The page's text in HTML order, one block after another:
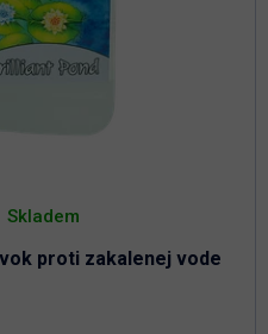
proti zakalenej vode
Skladem